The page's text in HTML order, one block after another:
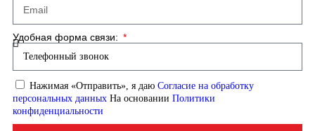
Удобная форма связи:
Нажимая «Отправить», я даю Согласие на обработку
персональных данных На основании Политики
конфиденциальности